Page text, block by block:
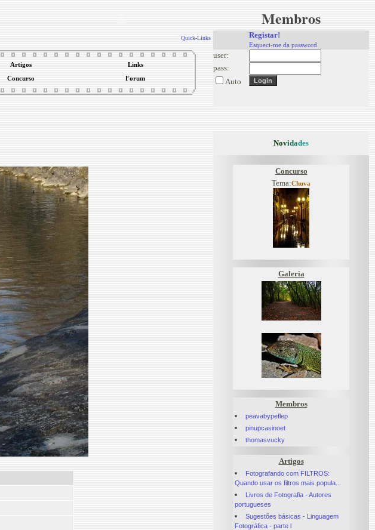
Quick-Links
Artigos Links
Concurso Forum
Membros
Registar!
Esqueci-me da password
user:
pass:
Auto
Novidades
Concurso
Tema:Chuva
Galeria
Membros
peavabypeflep
pinupcasinoet
thomasvucky
Artigos
Fotografando com FILTROS:
Quando usar os filtros mais popula...
Livros de Fotografia - Autores
portugueses
Sugestões básicas - Linguagem
Fotográfica - parte l